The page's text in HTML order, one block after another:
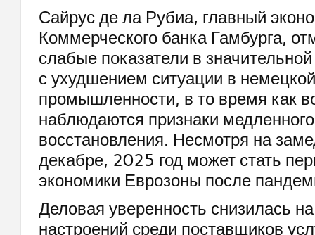
Сайрус де ла Рубиа, главный
Коммерческого банка Гамбурга,
слабые показатели в
с ухудшением ситуации в немецкой
промышленности, в то время как
наблюдаются признаки медленного
восстановления. Несмотря на
декабре, 2025 год может стать
экономики Еврозоны после
Деловая уверенность снизилась
настроений среди поставщиков